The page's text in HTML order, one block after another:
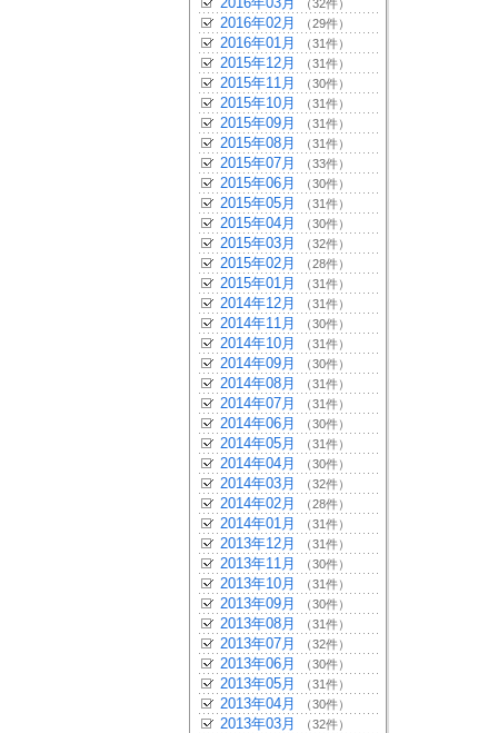
（32件）
2016年02月 （29件）
2016年01月 （31件）
2015年12月 （31件）
2015年11月 （30件）
2015年10月 （31件）
2015年09月 （31件）
2015年08月 （31件）
2015年07月 （33件）
2015年06月 （30件）
2015年05月 （31件）
2015年04月 （30件）
2015年03月 （32件）
2015年02月 （28件）
2015年01月 （31件）
2014年12月 （31件）
2014年11月 （30件）
2014年10月 （31件）
2014年09月 （30件）
2014年08月 （31件）
2014年07月 （31件）
2014年06月 （30件）
2014年05月 （31件）
2014年04月 （30件）
2014年03月 （32件）
2014年02月 （28件）
2014年01月 （31件）
2013年12月 （31件）
2013年11月 （30件）
2013年10月 （31件）
2013年09月 （30件）
2013年08月 （31件）
2013年07月 （32件）
2013年06月 （30件）
2013年05月 （31件）
2013年04月 （30件）
2013年03月 （32件）